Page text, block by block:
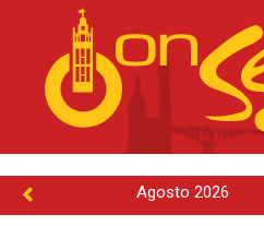
Agosto 2026